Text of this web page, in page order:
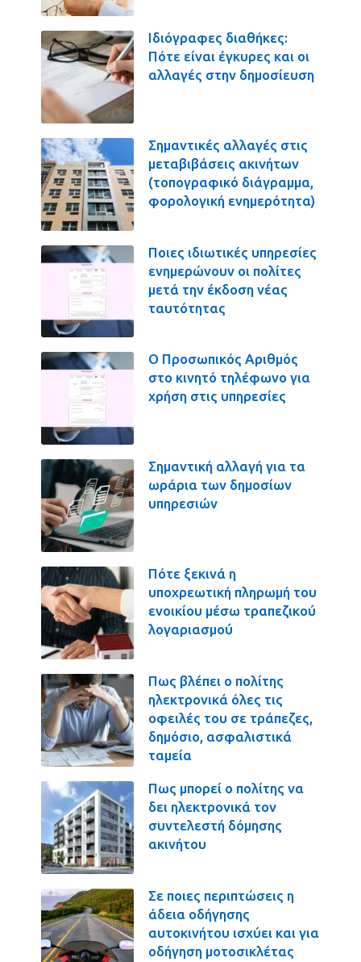
Ιδιόγραφες διαθήκες:
Πότε είναι έγκυρες και οι
αλλαγές στην δημοσίευση
Σημαντικές αλλαγές στις
μεταβιβάσεις ακινήτων
(τοπογραφικό διάγραμμα,
φορολογική ενημερότητα)
Ποιες ιδιωτικές υπηρεσίες
ενημερώνουν οι πολίτες
μετά την έκδοση νέας
ταυτότητας
Ο Προσωπικός Αριθμός
στο κινητό τηλέφωνο για
χρήση στις υπηρεσίες
Σημαντική αλλαγή για τα
ωράρια των δημοσίων
υπηρεσιών
Πότε ξεκινά η
υποχρεωτική πληρωμή του
ενοικίου μέσω τραπεζικού
λογαριασμού
Πως βλέπει ο πολίτης
ηλεκτρονικά όλες τις
οφειλές του σε τράπεζες,
δημόσιο, ασφαλιστικά
ταμεία
Πως μπορεί ο πολίτης να
δει ηλεκτρονικά τον
συντελεστή δόμησης
ακινήτου
Σε ποιες περιπτώσεις η
άδεια οδήγησης
αυτοκινήτου ισχύει και για
οδήγηση μοτοσικλέτας